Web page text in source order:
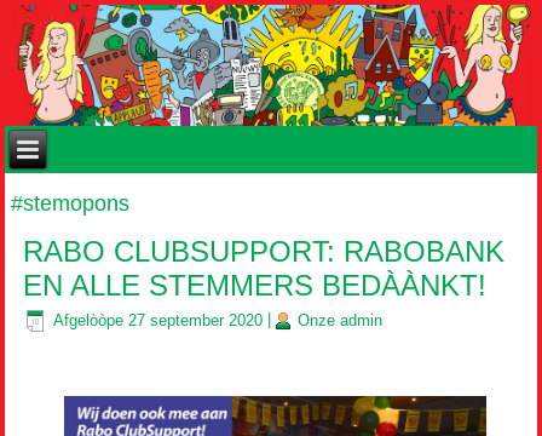
#stemopons
RABO CLUBSUPPORT: RABOBANK
EN ALLE STEMMERS BEDÀÀNKT!
Afgelòòpe 27 september 2020 Onze admin